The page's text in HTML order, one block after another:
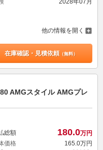
2028年07月
他の情報を開く
在庫確認・見積依頼（無料）
AMGスタイル AMGプレ
総額 180.0万円
価格
165. 0万円